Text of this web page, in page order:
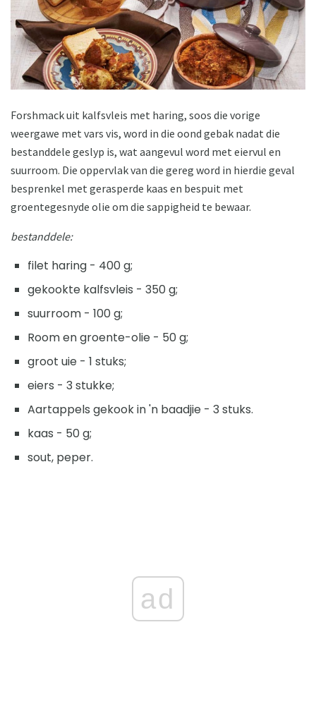
Forshmack uit kalfsvleis met haring, soos die vorige
weergawe met vars vis, word in die oond gebak nadat die
bestanddele geslyp is, wat aangevul word met eiervul en
suurroom. Die oppervlak van die gereg word in hierdie geval
besprenkel met gerasperde kaas en bespuit met
groentegesnyde olie om die sappigheid te bewaar.
bestanddele:
filet haring - 400 g;
gekookte kalfsvleis - 350 g;
suurroom - 100 g;
Room en groente-olie - 50 g;
groot uie - 1 stuks;
eiers - 3 stukke;
Aartappels gekook in 'n baadjie - 3 stuks.
kaas - 50 g;
sout, peper.
ad